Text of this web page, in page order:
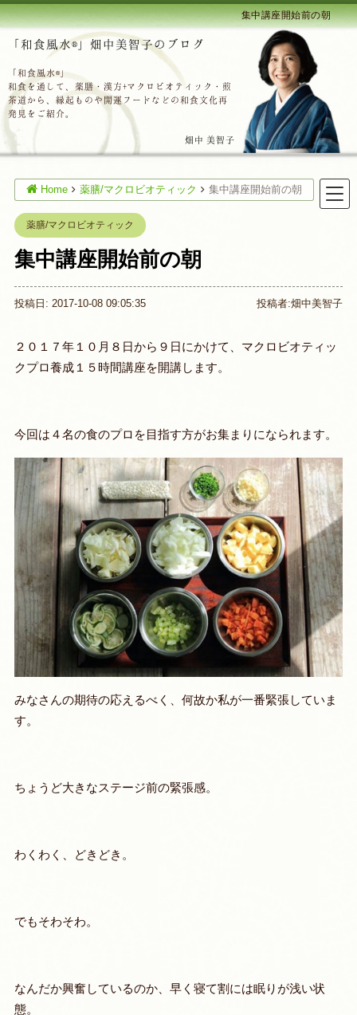
集中講座開始前の朝
「和食風水®」畑中美智子のブログ
「和食風水®」
和食を通して、薬膳・漢方+マクロビオティック・煎
茶道から、縁起ものや開運フードなどの和食文化再
発見をご紹介。
畑中 美智子
Home 薬膳/マクロビオティック 集中講座開始前の朝
薬膳/マクロビオティック
集中講座開始前の朝
投稿日: 2017-10-08 09:05:35 投稿者:畑中美智子
２０１７年１０月８日から９日にかけて、マクロビオティッ
クプロ養成１５時間講座を開講します。
今回は４名の食のプロを目指す方がお集まりになられます。
みなさんの期待の応えるべく、何故か私が一番緊張していま
す。
ちょうど大きなステージ前の緊張感。
わくわく、どきどき。
でもそわそわ。
なんだか興奮しているのか、早く寝て割には眠りが浅い状
態。